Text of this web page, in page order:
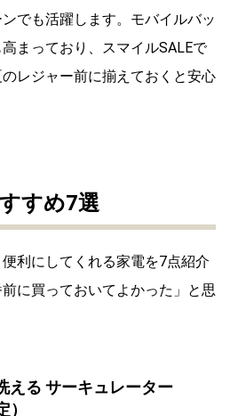
でも活躍します。モバイルバッ
まっており、スマイルSALEで
レジャー前に揃えておくと安心
すめ7選
利にしてくれる家電を7点紹介
に買っておいてよかった」と思
える サーキュレーター